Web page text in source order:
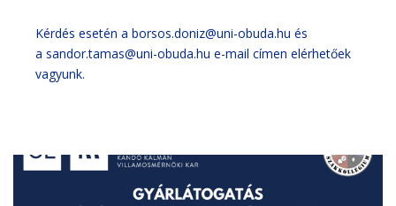
Kérdés esetén a borsos.doniz@uni-obuda.hu és
a sandor.tamas@uni-obuda.hu e-mail címen elérhetőek
vagyunk.